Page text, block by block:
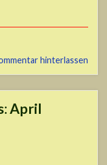
hinterlassen
April